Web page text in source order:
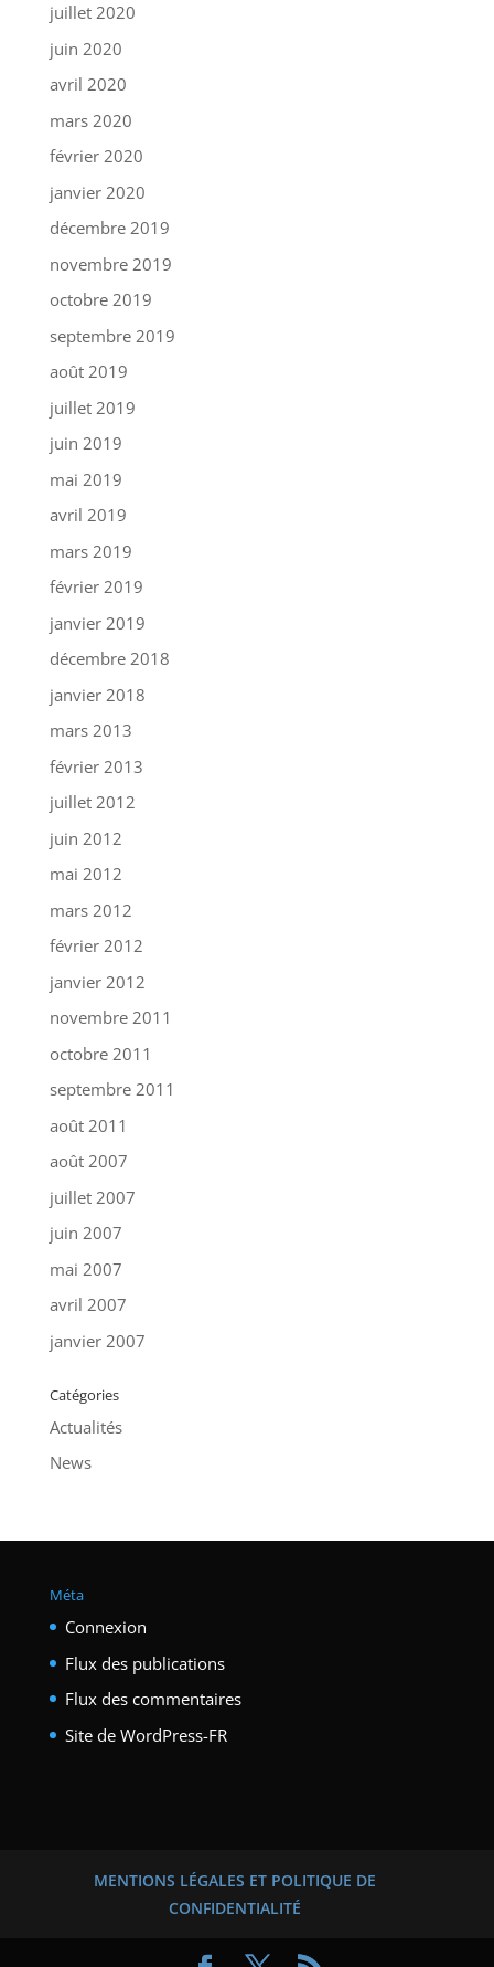
juillet 2020
juin 2020
avril 2020
mars 2020
février 2020
janvier 2020
décembre 2019
novembre 2019
octobre 2019
septembre 2019
août 2019
juillet 2019
juin 2019
mai 2019
avril 2019
mars 2019
février 2019
janvier 2019
décembre 2018
janvier 2018
mars 2013
février 2013
juillet 2012
juin 2012
mai 2012
mars 2012
février 2012
janvier 2012
novembre 2011
octobre 2011
septembre 2011
août 2011
août 2007
juillet 2007
juin 2007
mai 2007
avril 2007
janvier 2007
Catégories
Actualités
News
Méta
Connexion
Flux des publications
Flux des commentaires
Site de WordPress-FR
MENTIONS LÉGALES ET POLITIQUE DE
CONFIDENTIALITÉ